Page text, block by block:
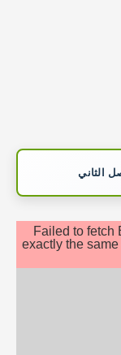
Failed to fetch
exactly the